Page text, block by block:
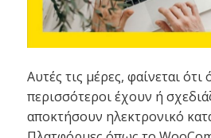
Αυτές τις μέρες, φαίνεται ότι
περισσότεροι έχουν ή
αποκτήσουν ηλεκτρονικό